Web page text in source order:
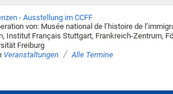
- Ausstellung im CCFF
von: Musée national de l’histoire de
Institut Français Stuttgart, Frankreich-Zentrum,
Freiburg
Veranstaltungen / Alle Termine